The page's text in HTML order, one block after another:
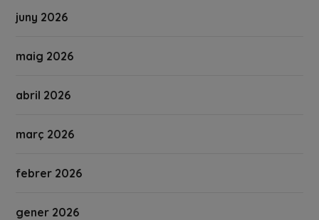
juny 2026
maig 2026
abril 2026
març 2026
febrer 2026
gener 2026